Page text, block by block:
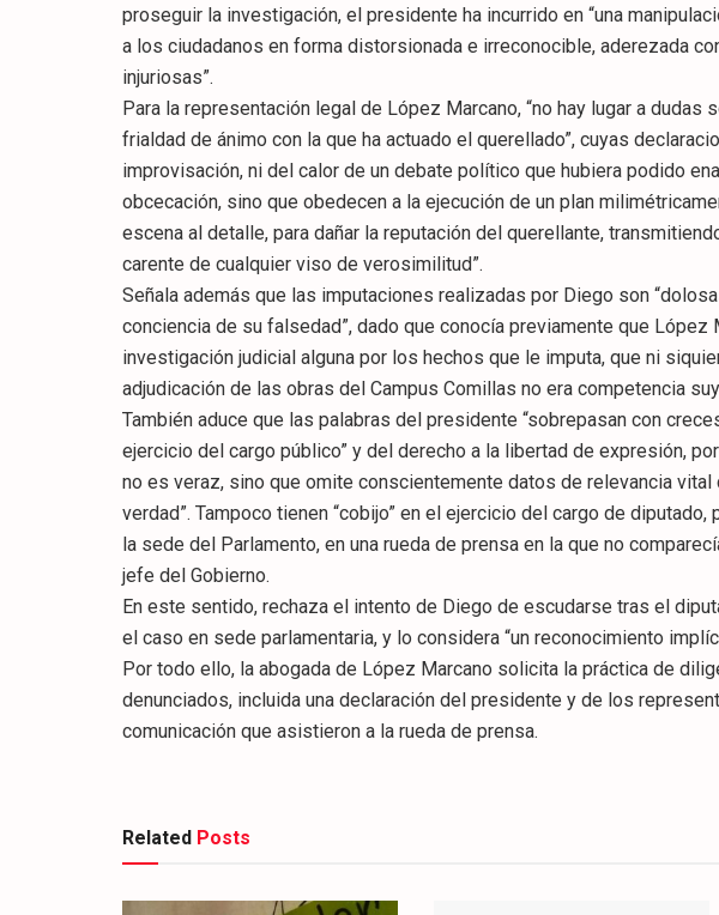
proseguir la investigación, el presidente ha incurrido en “una
a los ciudadanos en forma distorsionada e irreconocible, aderezada
injuriosas”.
Para la representación legal de López Marcano, “no hay lugar a dudas
frialdad de ánimo con la que ha actuado el querellado”, cuyas
improvisación, ni del calor de un debate político que hubiera podido
obcecación, sino que obedecen a la ejecución de un plan
escena al detalle, para dañar la reputación del querellante,
carente de cualquier viso de verosimilitud”.
Señala además que las imputaciones realizadas por Diego son
conciencia de su falsedad”, dado que conocía previamente que López
investigación judicial alguna por los hechos que le imputa, que ni
adjudicación de las obras del Campus Comillas no era competencia
También aduce que las palabras del presidente “sobrepasan con
ejercicio del cargo público” y del derecho a la libertad de expresión,
no es veraz, sino que omite conscientemente datos de relevancia
verdad”. Tampoco tienen “cobijo” en el ejercicio del cargo de
la sede del Parlamento, en una rueda de prensa en la que no
jefe del Gobierno.
En este sentido, rechaza el intento de Diego de escudarse tras el
el caso en sede parlamentaria, y lo considera “un reconocimiento
Por todo ello, la abogada de López Marcano solicita la práctica de
denunciados, incluida una declaración del presidente y de los
comunicación que asistieron a la rueda de prensa.
Related Posts